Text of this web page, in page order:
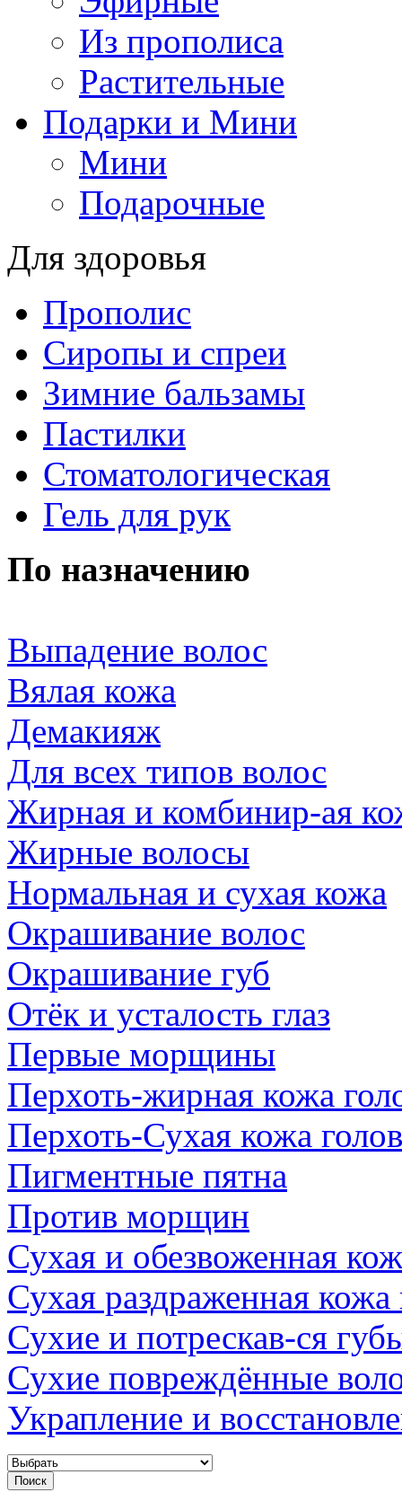
Из прополиса
Растительные
Подарки и Мини
Мини
Подарочные
Для здоровья
Прополис
Сиропы и спреи
Зимние бальзамы
Пастилки
Стоматологическая
Гель для рук
По назначению
Выпадение волос
Вялая кожа
Демакияж
Для всех типов волос
Жирная и комбинир-ая
Жирные волосы
Нормальная и сухая кожа
Окрашивание волос
Окрашивание губ
Отёк и усталость глаз
Первые морщины
Перхоть-жирная кожа
Перхоть-Сухая кожа
Пигментные пятна
Против морщин
Сухая и обезвоженная
Сухая раздраженная кожа
Сухие и потрескав-ся
Сухие повреждённые
Украпление и